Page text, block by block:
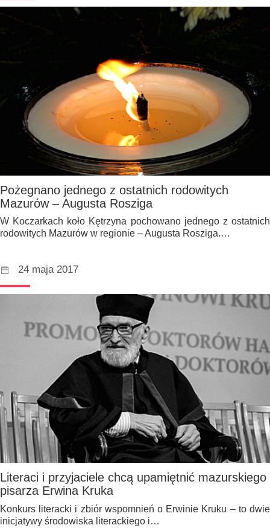
Pożegnano jednego z ostatnich rodowitych
Mazurów – Augusta Rosziga
W Koczarkach koło Kętrzyna pochowano jednego z ostatnich
rodowitych Mazurów w regionie – Augusta Rosziga.…
24 maja 2017
Literaci i przyjaciele chcą upamiętnić mazurskiego
pisarza Erwina Kruka
Konkurs literacki i zbiór wspomnień o Erwinie Kruku – to dwie
inicjatywy środowiska literackiego i…